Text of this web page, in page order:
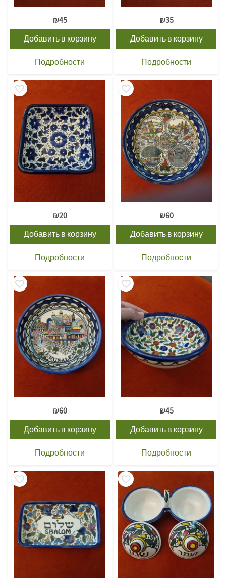
₪45
Добавить в корзину
Подробности
₪35
Добавить в корзину
Подробности
₪20
Добавить в корзину
Подробности
₪60
Добавить в корзину
Подробности
₪60
Добавить в корзину
Подробности
₪45
Добавить в корзину
Подробности